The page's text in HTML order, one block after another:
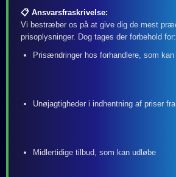
📋 Ansvarsfraskrivelse:
Vi bestræber os på at give dig de mest
prisoplysninger. Dog tages der forbehold for:
Prisændringer hos forhandlere, som
Unøjagtigheder i indhentning af priser
Midlertidige tilbud, som kan udløbe